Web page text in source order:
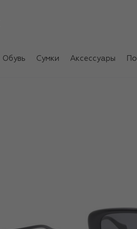
Обувь Сумки Аксессуары